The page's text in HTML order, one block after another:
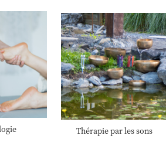
Thérapie par les sons